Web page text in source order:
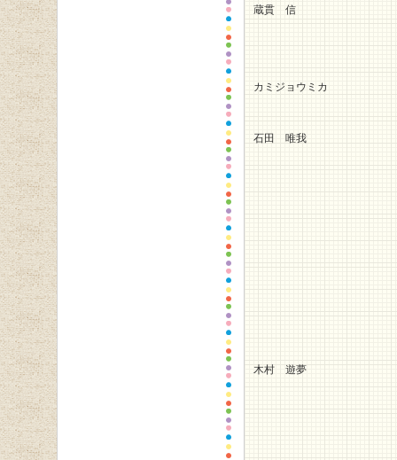
蔵貫 信
カミジョウミカ
石田 唯我
木村 遊夢